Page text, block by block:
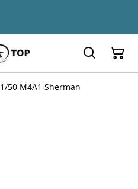
1/50 M4A1 Sherman